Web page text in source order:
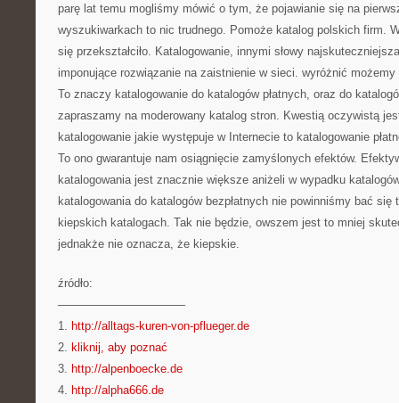
parę lat temu mogliśmy mówić o tym, że pojawianie się na
wyszukiwarkach to nic trudnego. Pomoże katalog polskich firm.
się przekształciło. Katalogowanie, innymi słowy
imponujące rozwiązanie na zaistnienie w sieci. wyróżnić
To znaczy katalogowanie do katalogów płatnych, oraz do
zapraszamy na moderowany katalog stron. Kwestią oczywistą
katalogowanie jakie występuje w Internecie to katalogowanie
To ono gwarantuje nam osiągnięcie zamyślonych efektów.
katalogowania jest znacznie większe aniżeli w wypadku
katalogowania do katalogów bezpłatnych nie powinniśmy bać
kiepskich katalogach. Tak nie będzie, owszem jest to mniej
jednakże nie oznacza, że kiepskie.
źródło:
———————————
1. http://alltags-kuren-von-pflueger.de
2. kliknij, aby poznać
3. http://alpenboecke.de
4. http://alpha666.de